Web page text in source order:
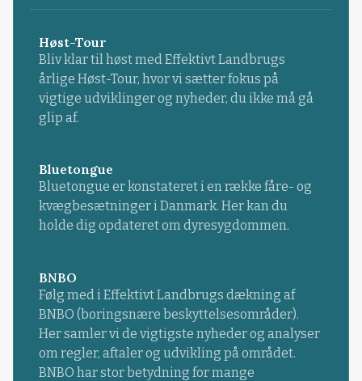
Høst-Tour
Bliv klar til høst med Effektivt Landbrugs
årlige Høst-Tour, hvor vi sætter fokus på
vigtige udviklinger og nyheder, du ikke må gå
glip af.
Bluetongue
Bluetongue er konstateret i en række fåre- og
kvægbesætninger i Danmark. Her kan du
holde dig opdateret om dyresygdommen.
BNBO
Følg med i Effektivt Landbrugs dækning af
BNBO (boringsnære beskyttelsesområder).
Her samler vi de vigtigste nyheder og analyser
om regler, aftaler og udvikling på området.
BNBO har stor betydning for mange